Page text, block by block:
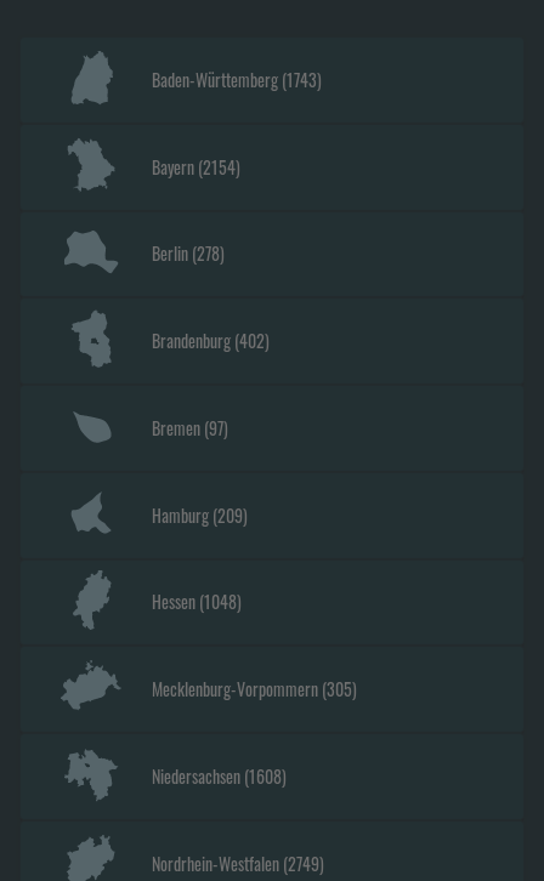
Baden-Württemberg(1743)
Bayern(2154)
Berlin(278)
Brandenburg(402)
Bremen(97)
Hamburg(209)
Hessen(1048)
Mecklenburg-Vorpommern(305)
Niedersachsen(1608)
Nordrhein-Westfalen(2749)